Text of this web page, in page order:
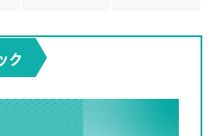
するのに必要な許可は
ク